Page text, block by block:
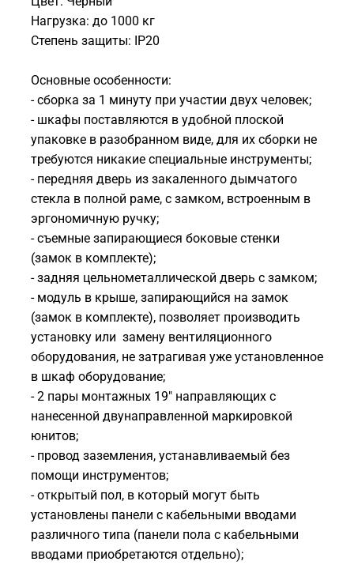
Нагрузка: до 1000 кг
Степень защиты: IP20
Основные особенности:
- сборка за 1 минуту при участии двух человек;
- шкафы поставляются в удобной плоской
упаковке в разобранном виде, для их сборки не
требуются никакие специальные инструменты;
- передняя дверь из закаленного дымчатого
стекла в полной раме, с замком, встроенным в
эргономичную ручку;
- съемные запирающиеся боковые стенки
(замок в комплекте);
- задняя цельнометаллической дверь с замком;
- модуль в крыше, запирающийся на замок
(замок в комплекте), позволяет производить
установку или замену вентиляционного
оборудования, не затрагивая уже установленное
в шкаф оборудование;
- 2 пары монтажных 19" направляющих с
нанесенной двунаправленной маркировкой
юнитов;
- провод заземления, устанавливаемый без
помощи инструментов;
- открытый пол, в который могут быть
установлены панели с кабельными вводами
различного типа (панели пола с кабельными
вводами приобретаются отдельно);